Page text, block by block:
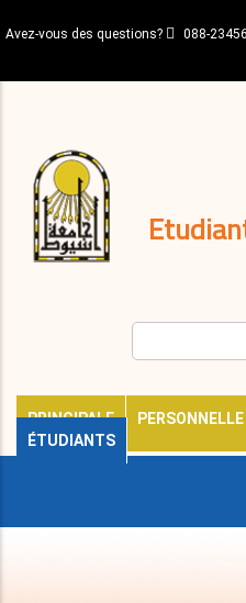
au
principal
Avez-vous des questions? 088-
PRINCIPALE
PERSONNELLE
ÉTUDIANTS
décisions
Expatriés
Journal